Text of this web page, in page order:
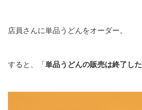
店員さんに単品うどんをオーダー。
すると、「単品うどんの販売は終了した